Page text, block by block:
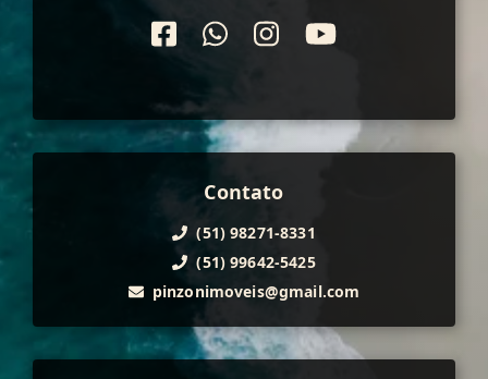
Contato
(51) 98271-8331
(51) 99642-5425
pinzonimoveis@gmail.com